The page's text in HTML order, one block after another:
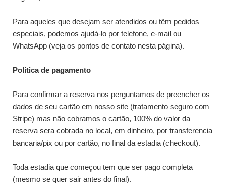
Para aqueles que desejam ser atendidos ou têm pedidos
especiais, podemos ajudá-lo por telefone, e-mail ou
WhatsApp (veja os pontos de contato nesta página).
Política de pagamento
Para confirmar a reserva nos perguntamos de preencher os
dados de seu cartão em nosso site (tratamento seguro com
Stripe) mas não cobramos o cartão, 100% do valor da
reserva sera cobrada no local, em dinheiro, por transferencia
bancaria/pix ou por cartão, no final da estadia (checkout).
Toda estadia que começou tem que ser pago completa
(mesmo se quer sair antes do final).